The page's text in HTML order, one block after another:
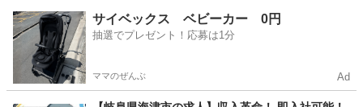
愛知 知多市 工場 個室
サイベックス ベビーカー 0円
抽選でプレゼント！応募は1分
ママのぜんぶ Ad